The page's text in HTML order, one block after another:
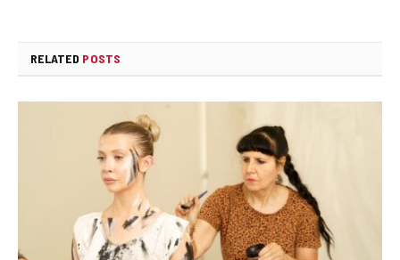
RELATED POSTS